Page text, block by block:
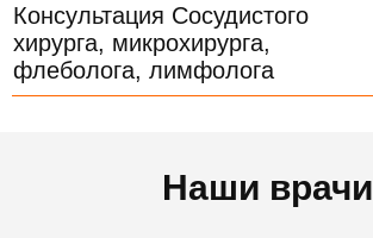
Консультация Сосудистого
хирурга, микрохирурга,
флеболога, лимфолога
Наши врачи